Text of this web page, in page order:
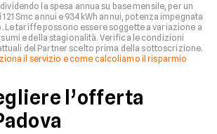
la spesa annua su base mensile, per un
Smc annui e 934 kWh annui, potenza impegnata
Le tariffe possono essere soggette a variazione a
e della stagionalità. Verifica le condizioni
del Partner scelto prima della sottoscrizione.
il servizio e come calcoliamo il risparmio
l’offerta